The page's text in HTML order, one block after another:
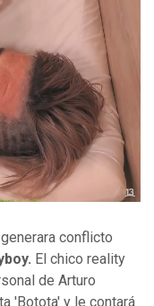
conflicto
El chico reality
de Arturo
'Botota' y le contará